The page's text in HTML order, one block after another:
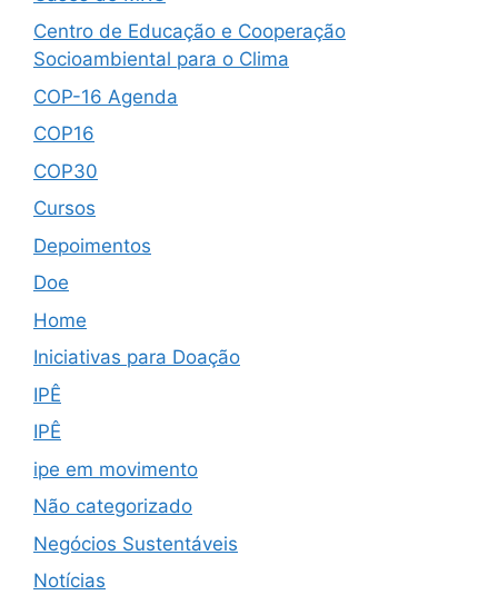
Centro de Educação e Cooperação
Socioambiental para o Clima
COP-16 Agenda
COP16
COP30
Cursos
Depoimentos
Doe
Home
Iniciativas para Doação
IPÊ
IPÊ
ipe em movimento
Não categorizado
Negócios Sustentáveis
Notícias